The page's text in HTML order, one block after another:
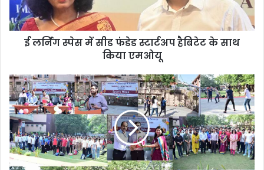
ई लर्निंग स्पेस में सीड फंडेड स्टार्टअप हैबिटेट के साथ
किया एमओयू